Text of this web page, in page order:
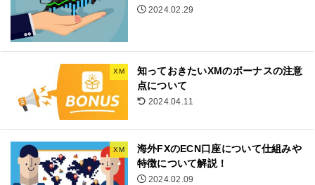
2024.02.29
XM
知っておきたいXMのボーナスの注意
点について
2024.04.11
XM
海外FXのECN口座について仕組みや
特徴について解説！
2024.02.09